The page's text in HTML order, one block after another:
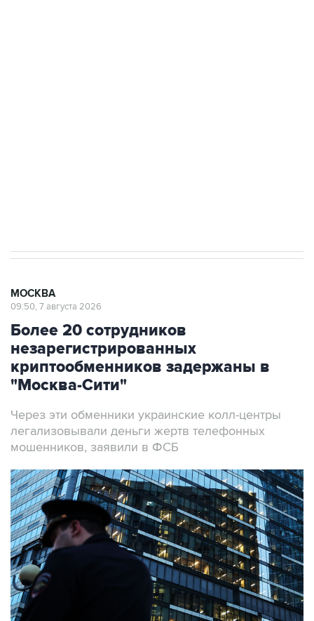
МОСКВА
09:50, 7 августа 2026
Более 20 сотрудников
незарегистрированных
криптообменников задержаны в
"Москва-Сити"
Через эти обменники украинские колл-центры
легализовывали деньги жертв телефонных
мошенников, заявили в ФСБ